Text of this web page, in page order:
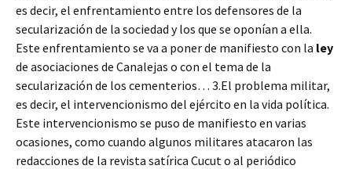
es decir, el enfrentamiento entre los defensores de la
secularización de la sociedad y los que se oponían a ella.
Este enfrentamiento se va a poner de manifiesto con la ley
de asociaciones de Canalejas o con el tema de la
secularización de los cementerios… 3.El problema militar,
es decir, el intervencionismo del ejército en la vida política.
Este intervencionismo se puso de manifiesto en varias
ocasiones, como cuando algunos militares atacaron las
redacciones de la revista satírica Cucut o al periódico